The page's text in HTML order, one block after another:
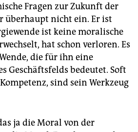
Fragen zur Zukunft der
überhaupt nicht ein. Er ist
ist keine moralische
hat schon verloren. Es
die für ihn eine
Geschäftsfelds bedeutet. Soft
sind sein Werkzeug
ja die Moral von der